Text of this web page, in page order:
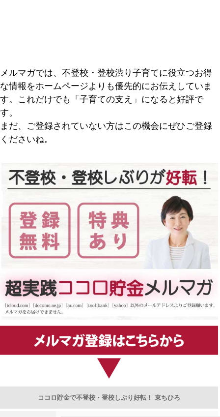
メルマガでは、不登校・登校渋り子育てに役立つお得
な情報をホームページよりも優先的にお伝えしていま
す。これだけでも「子育ての支え」になると好評で
す。
まだ、ご登録されていない方はこの機会にぜひご登録
くださいね。
ココロ貯金で不登校・登校しぶり好転！ 東ちひろ